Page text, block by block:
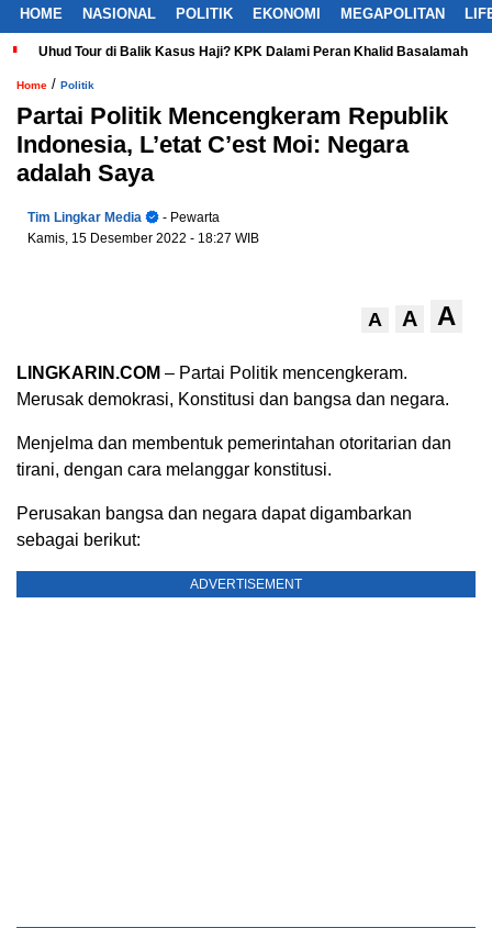
HOME NASIONAL POLITIK EKONOMI MEGAPOLITAN
Uhud Tour di Balik Kasus Haji? KPK Dalami Peran Khalid Basalamah
Home / Politik
Partai Politik Mencengkeram Republik
Indonesia, L’etat C’est Moi: Negara
adalah Saya
Tim Lingkar Media
- Pewarta
Kamis, 15 Desember 2022 - 18:27 WIB
A A A
LINGKARIN.COM – Partai Politik mencengkeram.
Merusak demokrasi, Konstitusi dan bangsa dan negara.
Menjelma dan membentuk pemerintahan otoritarian dan
tirani, dengan cara melanggar konstitusi.
Perusakan bangsa dan negara dapat digambarkan
sebagai berikut:
ADVERTISEMENT